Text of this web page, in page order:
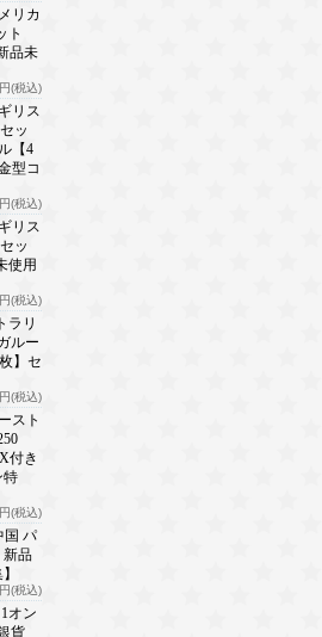
リカ
ト
品未
(税込)
リス
ッ
【4
型コ
(税込)
リス
ッ
使用
(税込)
ラリ
ルー
】セ
(税込)
スト
付き
特
(税込)
国 パ
新品
(税込)
オン
貨